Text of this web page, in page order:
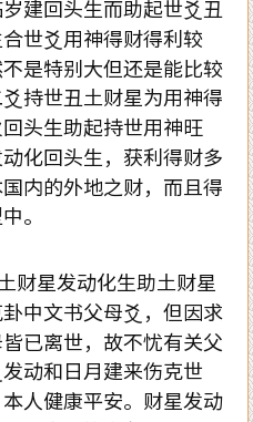
建回头生而助起世爻丑
世爻用神得财得利较
是特别大但还是能比较
持世丑土财星为用神得
头生助起持世用神旺
化回头生，获利得财多
内的外地之财，而且得
。
星发动化生助土财星
中文书父母爻，但因求
已离世，故不忧有关父
动和日月建来伤克世
人健康平安。财星发动